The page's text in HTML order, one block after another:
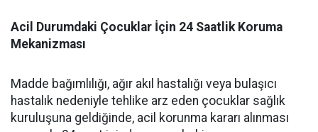
Acil Durumdaki Çocuklar İçin 24 Saatlik Koruma
Mekanizması
Madde bağımlılığı, ağır akıl hastalığı veya bulaşıcı
hastalık nedeniyle tehlike arz eden çocuklar sağlık
kuruluşuna geldiğinde, acil korunma kararı alınması